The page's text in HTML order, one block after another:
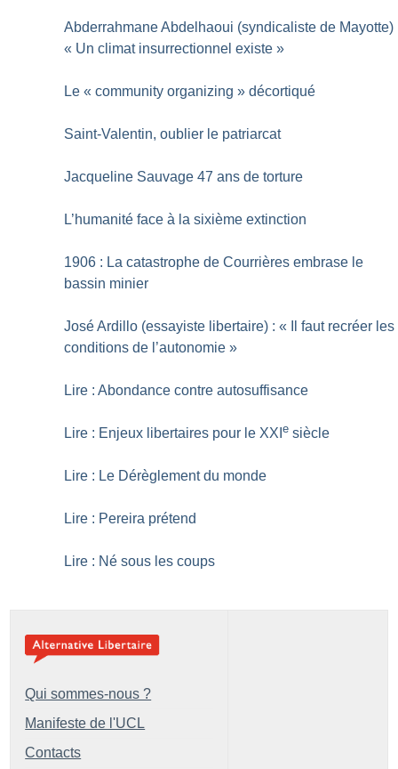
Abderrahmane Abdelhaoui (syndicaliste de Mayotte)
« Un climat insurrectionnel existe »
Le « community organizing » décortiqué
Saint-Valentin, oublier le patriarcat
Jacqueline Sauvage 47 ans de torture
L’humanité face à la sixième extinction
1906 : La catastrophe de Courrières embrase le
bassin minier
José Ardillo (essayiste libertaire) : «
Il faut recréer les
conditions de l’autonomie »
Lire : Abondance contre autosuffisance
Lire : Enjeux libertaires pour le XXIe siècle
Lire : Le Dérèglement du monde
Lire : Pereira prétend
Lire : Né sous les coups
Qui sommes-nous ?
Manifeste de l'UCL
Contacts